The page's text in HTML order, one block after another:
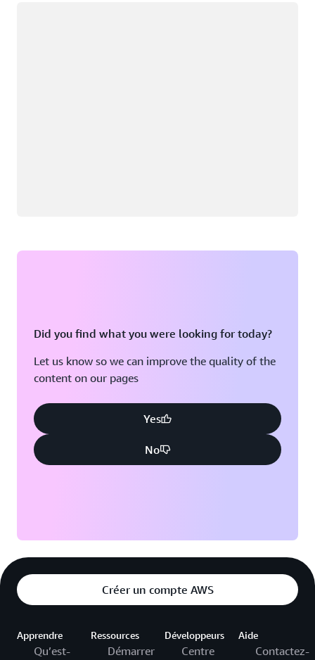
Did you find what you were looking for today?
Let us know so we can improve the quality of the
content on our pages
Yes
No
Créer un compte AWS
Apprendre
Qu’est-
Ressources
Démarrer
Développeurs
Centre
Aide
Contactez-